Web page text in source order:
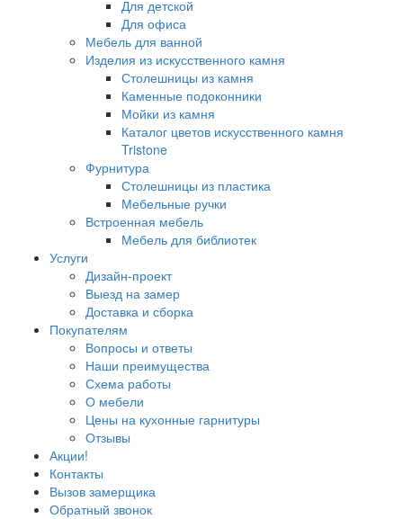
Для детской
Для офиса
Мебель для ванной
Изделия из искусственного камня
Столешницы из камня
Каменные подоконники
Мойки из камня
Каталог цветов искусственного камня
Tristone
Фурнитура
Столешницы из пластика
Мебельные ручки
Встроенная мебель
Мебель для библиотек
Услуги
Дизайн-проект
Выезд на замер
Доставка и сборка
Покупателям
Вопросы и ответы
Наши преимущества
Схема работы
О мебели
Цены на кухонные гарнитуры
Отзывы
Акции!
Контакты
Вызов замерщика
Обратный звонок